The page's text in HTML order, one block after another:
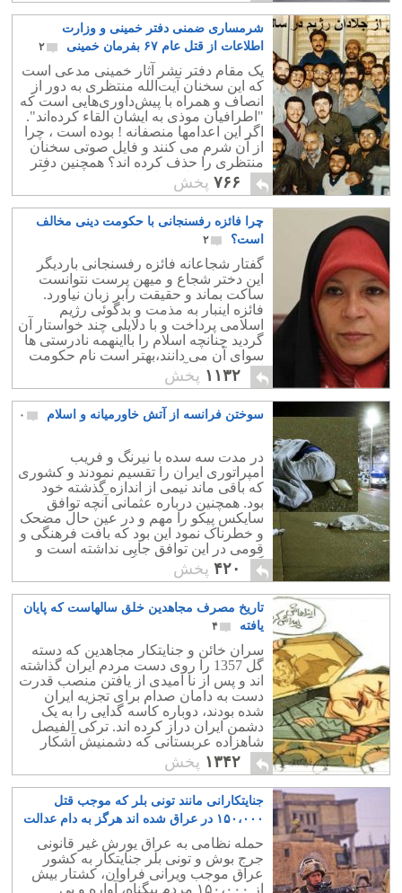
شرمساری ضمنی دفتر خمینی و وزارت
اطلاعات از قتل عام ۶۷ بفرمان خمینی
۲
یک مقام دفتر نشر آثار خمینی مدعی است
که این سخنان آیت‌الله منتظری به دور از
انصاف و همراه با پیش‌داوری‌هایی است که
"اطرافیان موذی به ایشان القاء کرده‌اند".
اگر این اعدامها منصفانه ! بوده است ، چرا
از آن شرم می کنند و فایل صوتی سخنان
منتظری را حذف کرده اند؟ همچنین دفتر
خمینی و نوه او چرا ماله می کشند؟ چگونه
ممکن است فایل صوتی مربوط به سخنان
منتظری در سال 67 تحریف شده باشد؟
منتظری را که به همین دلیل خانه نشین
کردند! قسم حضرت عباس را بپذیریم یا دم
خروس را؟!
۷۶۶ پخش
چرا فائزه رفسنجانی با حکومت دینی مخالف
است؟
۲
گفتار شجاعانه فائزه رفسنجانی باردیگر
این دختر شجاع و میهن پرست نتوانست
ساکت بماند و حقیقت رابر زبان نیاورد.
فائزه اینبار به مذمت و بدگوئی رژیم
اسلامی پرداخت و با دلایلی چند خواستار آن
گردید چنانچه اسلام را بااینهمه نادرستی ها
سوای آن می دانند،بهتر است نام حکومت
اسلامی را از آن بردارند.
۱۱۳۲ پخش
سوختن فرانسه از آتش خاورمیانه و اسلام ۰
در مدت سه سده با نیرنگ و فریب
امپراتوری ایران را تقسیم نمودند و کشوری
که باقی ماند نیمی از اندازه گذشته خود
بود. همچنین درباره عثمانی آنچه توافق
سایکس پیکو را مهم و در عین حال مضحک
و خطرناک نمود این بود که بافت فرهنگی و
قومی در این توافق جایی نداشته است و
گویی خط کش بدست گرفته اند و با چند
خط مرزهای کشورها را تعیین نموده اند.
سرانجام چنین کاری نزدیک به یک سده
درگیری و جنگ میان اقوام منطقه شده
است که زبانه هایش امروز به اروپا رسید.
۴۲۰ پخش
تاریخ مصرف مجاهدین خلق سالهاست که پایان
یافته
۴
سران خائن و جنایتکار مجاهدین که دسته
گل 1357 را روی دست مردم ایران گذاشته
اند و پس از نا امیدی از یافتن منصب قدرت
دست به دامان صدام برای تجزیه ایران
شده بودند، دوباره کاسه گدایی را به یک
دشمن ایران دراز کرده اند. ترکی الفیصل
شاهزاده عربستانی که دشمنیش آشکار
است و چیزی جز تجزیه ایران او را راضی
نمی کند، با مرحوم خواندن امام زمان آنها
نشان داد که به تشیع اعتقادی ندارد!
۱۳۴۲ پخش
جنایتکارانی مانند تونی بلر که موجب قتل
۱۵۰،۰۰۰ در عراق شده اند هرگز به دام عدالت
نمی افتند !
حمله نظامی به عراق یورش غیر قانونی
جرج بوش و تونی بلر جنایتکار به کشور
عراق موجب ویرانی فراوان، کشتار بیش
از ۱۵۰،۰۰۰ مردم بیگناه، آواره و بی